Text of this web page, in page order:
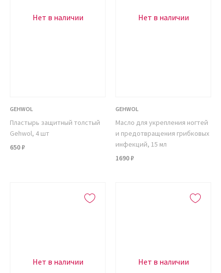
Нет в наличии
GEHWOL
Пластырь защитный толстый
Gehwol, 4 шт
650 ₽
Нет в наличии
GEHWOL
Масло для укрепления ногтей
и предотвращения грибковых
инфекций, 15 мл
1690 ₽
Нет в наличии Нет в наличии